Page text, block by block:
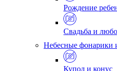
Рождение
Свадьба и
Небесные фонарики
Купол и конус